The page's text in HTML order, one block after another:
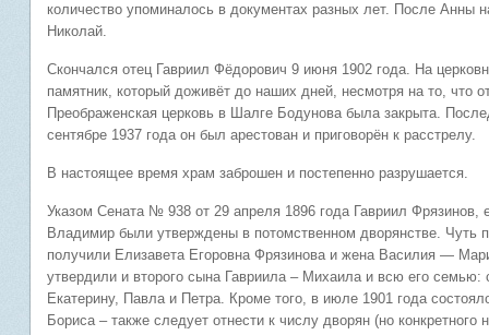
количество упоминалось в документах разных лет. После
Николай.
Скончался отец Гавриил Фёдорович 9 июня 1902 года. На
памятник, который доживёт до наших дней, несмотря на то, что
Преображенская церковь в Шалге Бодунова была закрыта.
сентябре 1937 года он был арестован и приговорён к расстрелу.
В настоящее время храм заброшен и постепенно разрушается.
Указом Сената № 938 от 29 апреля 1896 года Гавриил
Владимир были утверждены в потомственном дворянстве. Чуть
получили Елизавета Егоровна Фрязинова и жена Василия —
утвердили и второго сына Гавриила – Михаила и всю его
Екатерину, Павла и Петра. Кроме того, в июле 1901 года
Бориса – также следует отнести к числу дворян (но конкретного